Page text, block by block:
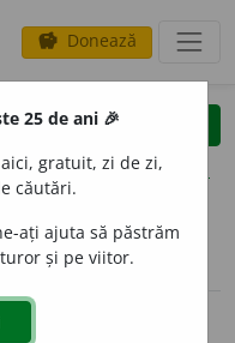
savings Donează
clear
opțiuni
25 de ani 🎉
gratuit, zi de zi,
căutări.
ați ajuta să păstrăm
și pe viitor.